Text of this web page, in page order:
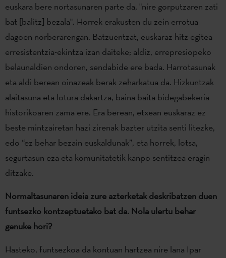
euskara bere nortasunaren parte da, "nire gorputzaren zati
bat [balitz] bezala". Horrek erakusten du zein errotua
dagoen norberarengan. Batzuentzat, euskaraz hitz egitea
erresistentzia-ekintza izan daiteke; aldiz, errepresiopeko
belaunaldien ondoren, sendabide ere bada. Harrotasunak
eta aldi berean oinazeak berak zeharkatua da. Hizkuntzak
alaitasuna eta lotura dakartza, baina baita bidegabekeria
historikoaren zama ere. Era berean, etxean euskaraz ez
beste mintzairetan hazi zirenak bazter utzita senti litezke,
edo “ez behar bezain euskaldunak”, eta horrek, lotsa,
segurtasun eza eta komunitatetik kanpo sentitzea eragin
ditzake.
Normaltasunaren ideia zure azterketak deskribatzen duen
funtsezko kontzeptuetako bat da. Nola ulertu behar
genuke hori?
Hasteko, funtsezkoa da kontuan hartzea nire lana Ipar